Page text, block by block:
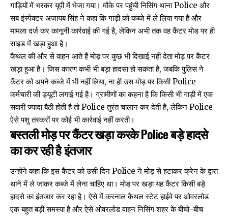
गाड़ियों में भरकर यूपी में भेजा गया। मौके पर पहुंची निसिंग थाना Police और
सब इंस्पेक्टर अजायब सिंह ने कहा कि गाड़ी को कब्जे में ले लिया गया है और
मामला दर्ज कर कानूनी कार्रवाई की गई है, लेकिन अभी तक वह कैंटर मोड पर ही
साइड में खड़ा हुआ है।
कैथल की और से वाहन आते हैं मोड़ पर कुछ भी दिखाई नहीं देता मोड़ पर कैंटर
खड़ा हुआ है। जिस कारण कभी भी बड़ा हादसा हो सकता है, जबकि पुलिस ने
कैंटर को अपने कब्जे में भी नहीं लिया, ना ही उस मोड़ पर किसी Police
कर्मचारी की ड्यूटी लगाई गई है। ग्रामीणों का कहना है कि किसी भी गाड़ी में एक
सवारी ज्यादा बैठी होती है तो Police तुरंत चालान कर देती है, लेकिन Police
ऐसे पशु तस्करों पर कोई भी कार्रवाई नहीं करती।
बस्तली मोड़ पर कैंटर खड़ा करके Police बड़े हादसे
का कर रही है इंतजार
उन्होंने कहा कि इस कैंटर को उसी दिन Police ने मोड़ से हटाकर क्रेन के द्वारा
थाने में ले जाकर कब्जे में लेना चाहिए था। मोड पर खड़ा यह कैंटर किसी बड़े
हादसे का इंतजार कर रहा है। ऐसे में करनाल कैथल स्टेट हाईवे पर ओवरलोड
एक बहुत बड़ी समस्या है और ऐसे ओवरलोड वाहन निसिंग शहर के बीचो-बीच